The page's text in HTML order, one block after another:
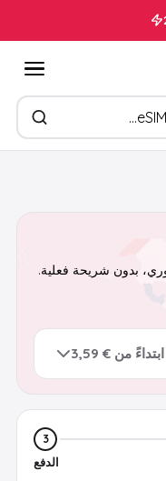
ابتداءً من € 3,59
3
الدفع